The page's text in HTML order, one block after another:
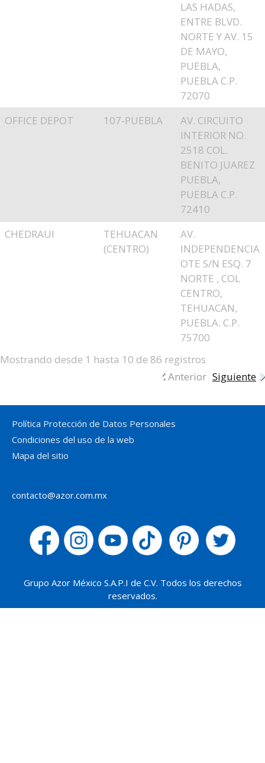
LAS HADAS,
ENTRE BLVD.
NORTE Y AV. 15
DE MAYO,
PUEBLA,
PUEBLA C.P.
72070
OFFICE DEPOT
107-PUEBLA
AV. CIRCUITO
INTERIOR NO.
2518 COL.
BENITO JUAREZ
PUEBLA,
PUEBLA C.P.
72410
CHEDRAUI
TEHUACAN
(CENTRO)
AV.
INDEPENDENCIA
OTE S/N ESQ. 7
NORTE , COL
CENTRO,
TEHUACAN,
PUEBLA. C.P.
75700
Mostrando desde 1 hasta 10 de 86 registros
Anterior Siguiente
Política Protección de Datos Personales
Condiciones del uso de la web
Mapa del sitio
contacto@azor.com.mx
Grupo Azor México S.A.P.I de C.V. Todos los derechos
reservados.